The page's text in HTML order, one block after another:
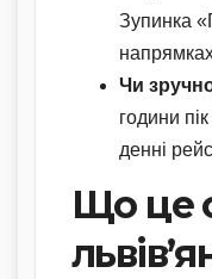
Зупинка
Чи
години
денні
Що це